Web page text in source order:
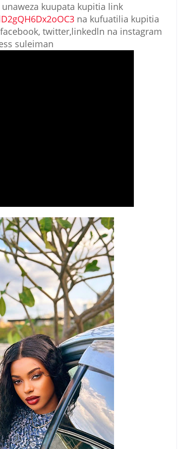
unaweza kuupata kupitia link
na kufuatilia kupitia
twitter,linkedln na instagram
suleiman